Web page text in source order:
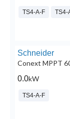
TS4-A-F TS4-
Schneider
Conext MPPT
0.0kW
TS4-A-F